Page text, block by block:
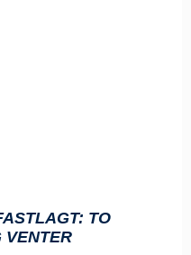
TO
VENTER